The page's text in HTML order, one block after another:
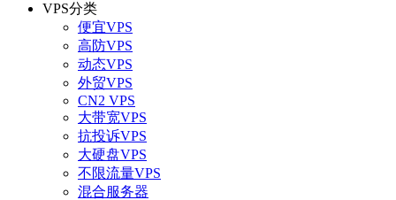
VPS分类
便宜VPS
高防VPS
动态VPS
外贸VPS
CN2 VPS
大带宽VPS
抗投诉VPS
大硬盘VPS
不限流量VPS
混合服务器